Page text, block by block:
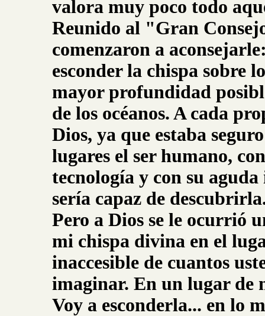
valora muy poco todo
Reunido al "Gran
comenzaron a
esconder la chispa sobre
mayor profundidad
de los océanos. A cada
Dios, ya que estaba
lugares el ser humano,
tecnología y con su
sería capaz de
Pero a Dios se le ocurrió
mi chispa divina en el
inaccesible de cuantos
imaginar. En un lugar de
Voy a esconderla... en lo